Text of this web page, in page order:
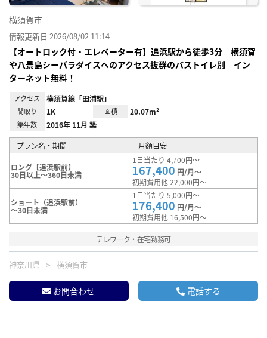
横須賀市
情報更新日 2026/08/02 11:14
【オートロック付・エレベーター有】追浜駅から徒歩3分 横須賀
や八景島シーパラダイスへのアクセス抜群のバストイレ別 イン
ターネット無料！
アクセス 横須賀線「田浦駅」
間取り 1K 面積 20.07m²
築年数 2016年 11月 築
プラン名・期間 月額目安
ロング【追浜駅前】
30日以上～360日未満
1日当たり 4,700円～
167,400 円/月～
初期費用他 22,000円～
ショート（追浜駅前）
～30日未満
1日当たり 5,000円～
176,400 円/月～
初期費用他 16,500円～
テレワーク・在宅勤務可
神奈川県 横須賀市
お問合わせ 電話する